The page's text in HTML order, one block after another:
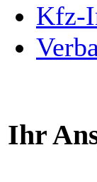
Kfz-
Ihr